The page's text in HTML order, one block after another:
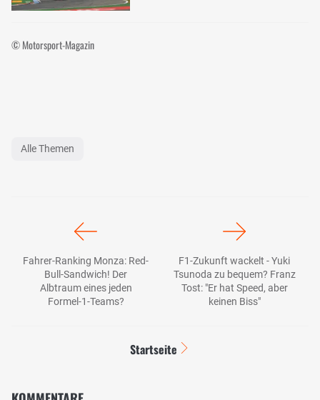
© Motorsport-Magazin
Alle Themen
Fahrer-Ranking Monza: Red-
Bull-Sandwich! Der
Albtraum eines jeden
Formel-1-Teams?
F1-Zukunft wackelt - Yuki
Tsunoda zu bequem? Franz
Tost: "Er hat Speed, aber
keinen Biss"
Startseite